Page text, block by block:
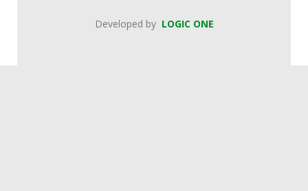
Developed by LOGIC ONE